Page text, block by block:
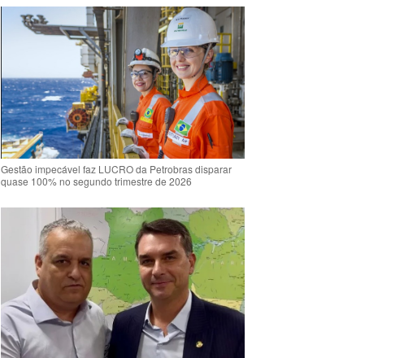
Gestão impecável faz LUCRO da Petrobras disparar
quase 100% no segundo trimestre de 2026